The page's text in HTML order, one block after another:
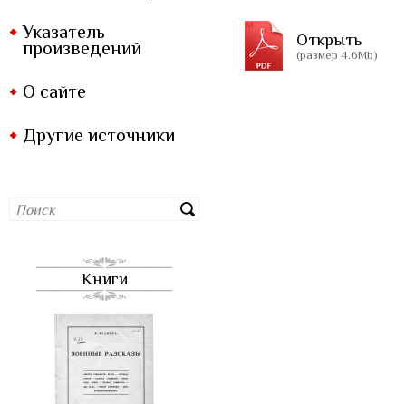
Указатель
произведений
О сайте
Другие источники
Книги
Открыть
(размер 4.6Mb)